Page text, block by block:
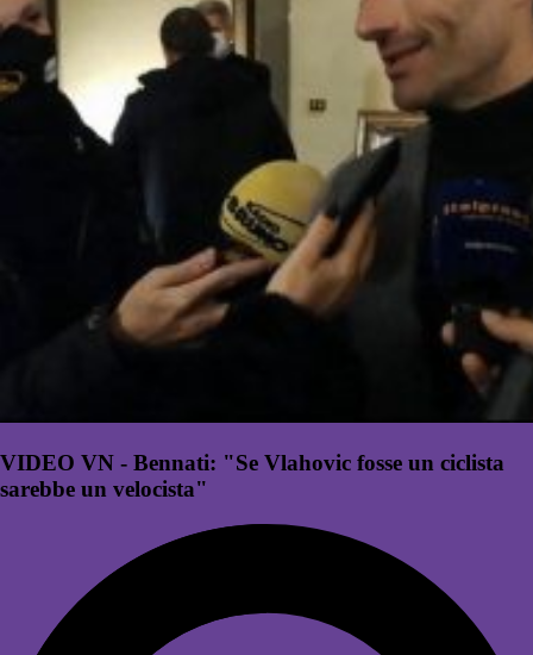
VIDEO VN - Bennati: "Se Vlahovic fosse un ciclista
sarebbe un velocista"